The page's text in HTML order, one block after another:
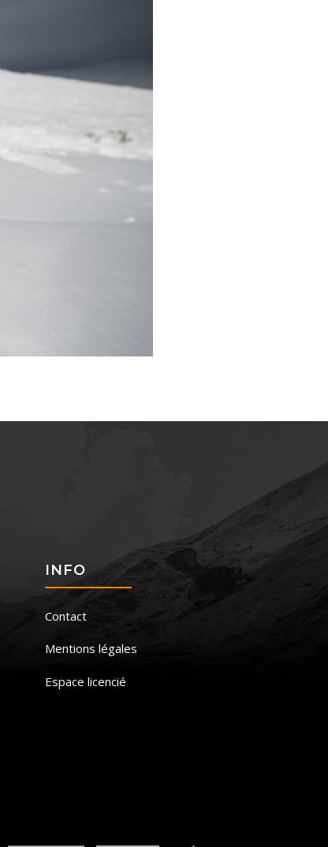
INFO
Contact
Mentions légales
Espace licencié